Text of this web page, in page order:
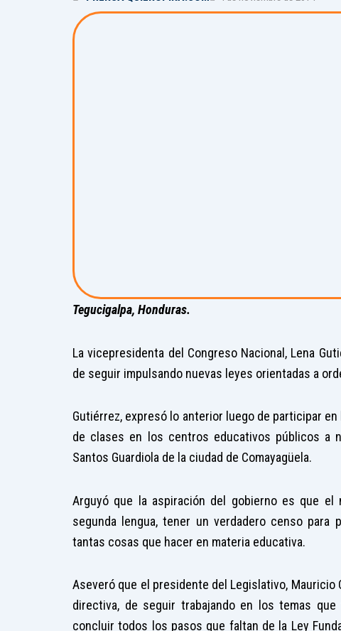
Tegucigalpa, Honduras.
La vicepresidenta del Congreso Nacional, Lena
de seguir impulsando nuevas leyes orientadas a
Gutiérrez, expresó lo anterior luego de participar
de clases en los centros educativos públicos a
Santos Guardiola de la ciudad de Comayagüela.
Arguyó que la aspiración del gobierno es que
segunda lengua, tener un verdadero censo
tantas cosas que hacer en materia educativa.
Aseveró que el presidente del Legislativo,
directiva, de seguir trabajando en los temas
concluir todos los pasos que faltan de la Ley